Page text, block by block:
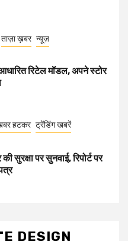
ताज़ा ख़बर न्यूज़
रिटेल मॉडल, अपने स्टोर
हटकर ट्रेंडिंग खबरें
की सुरक्षा पर सुनवाई, रिपोर्ट पर
DESIGN